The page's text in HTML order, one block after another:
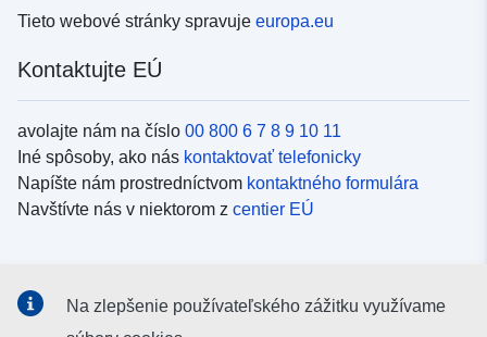
Tieto webové stránky spravuje europa.eu
Kontaktujte EÚ
avolajte nám na číslo 00 800 6 7 8 9 10 11
Iné spôsoby, ako nás kontaktovať telefonicky
Napíšte nám prostredníctvom kontaktného formulára
Navštívte nás v niektorom z centier EÚ
Na zlepšenie používateľského zážitku využívame